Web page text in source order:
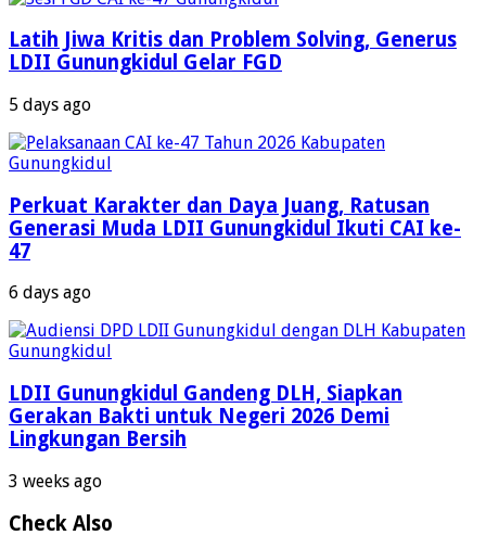
Latih Jiwa Kritis dan Problem Solving, Generus
LDII Gunungkidul Gelar FGD
5 days ago
Perkuat Karakter dan Daya Juang, Ratusan
Generasi Muda LDII Gunungkidul Ikuti CAI ke-
47
6 days ago
LDII Gunungkidul Gandeng DLH, Siapkan
Gerakan Bakti untuk Negeri 2026 Demi
Lingkungan Bersih
3 weeks ago
Check Also